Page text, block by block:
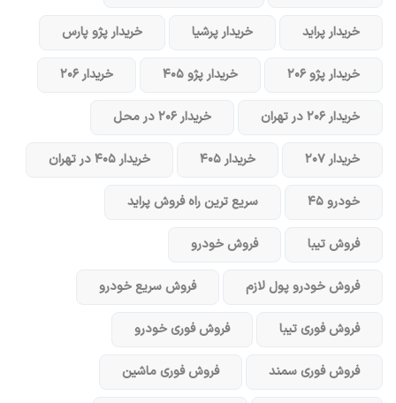
خریدار پراید خریدار پرشیا خریدار پژو پارس
خریدار پژو ۲۰۶ خریدار پژو ۴۰۵ خریدار ۲۰۶
خریدار ۲۰۶ در تهران خریدار ۲۰۶ در محل
خریدار ۲۰۷ خریدار ۴۰۵ خریدار ۴۰۵ در تهران
خودرو ۴۵ سریع ترین راه فروش پراید
فروش تیبا فروش خودرو
فروش خودرو پول لازم فروش سریع خودرو
فروش فوری تیبا فروش فوری خودرو
فروش فوری سمند فروش فوری ماشین